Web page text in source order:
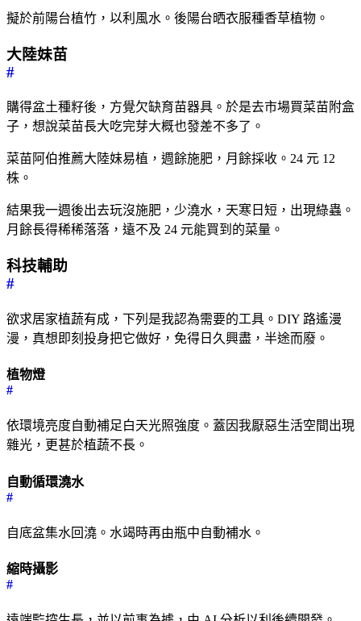
擬於前陽台植竹，以利風水。後陽台晒衣服種香草植物。
大陸妹苗
#
購得盆土種籽後，方覺欠缺育苗器具。於是去市場買菜苗附盒
子，想說菜苗長大吃完芽大概也發差不多了。
菜苗阿伯推薦大陸妹易植，週餘施肥，月餘採收。24 元 12
株。
結果我一週後出去玩沒施肥，少澆水，天寒日短，出現綠蟲。
月餘長得稀稀落落，遠不及 24 元能買到的菜量。
科技輔助
#
欲求居家植蔬有成，下列是我認為需要的工具。DIY 路遙漫
漫，真想即刻投身把它做好，免得日久興盡，半途而廢。
植物燈
#
依環境亮度自動補足白天光照強度。蓋因我厭惡生活空間出現
雜光，更甚於植蔬不長。
自動循環澆水
#
自底盆集水回澆。水竭時再由瓶中自動補水。
縮時攝影
#